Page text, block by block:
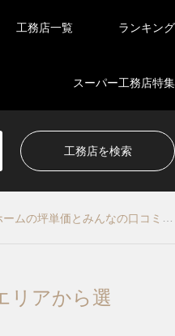
工務店一覧 ランキング
スーパー工務店特集
坪単価とみんなの口コミや評判をリサーチ！
リアから選